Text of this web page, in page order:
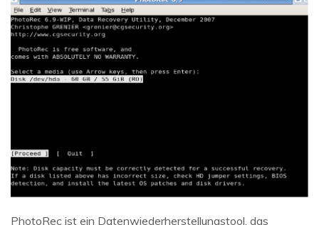
PhotoRec ist ein Datenwiederherstellungstool, das